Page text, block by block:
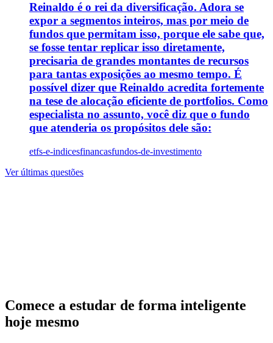
Reinaldo é o rei da diversificação. Adora se
expor a segmentos inteiros, mas por meio de
fundos que permitam isso, porque ele sabe que,
se fosse tentar replicar isso diretamente,
precisaria de grandes montantes de recursos
para tantas exposições ao mesmo tempo. É
possível dizer que Reinaldo acredita fortemente
na tese de alocação eficiente de portfolios. Como
especialista no assunto, você diz que o fundo
que atenderia os propósitos dele são:
etfs-e-indicesfinancasfundos-de-investimento
Ver últimas questões
Comece a estudar de forma inteligente
hoje mesmo